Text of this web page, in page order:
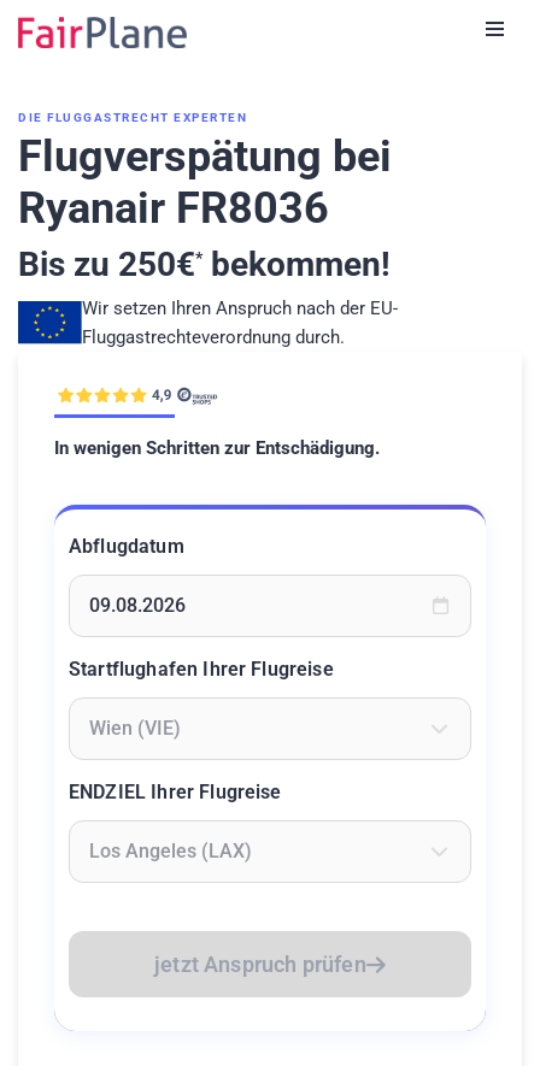
DIE FLUGGASTRECHT EXPERTEN
Flugverspätung bei
Ryanair FR8036
Bis zu 250€*bekommen!
Wir setzen Ihren Anspruch nach der EU-
Fluggastrechteverordnung durch.
In wenigen Schritten zur Entschädigung.
Abflugdatum
Startflughafen Ihrer Flugreise
ENDZIEL Ihrer Flugreise
jetzt Anspruch prüfen